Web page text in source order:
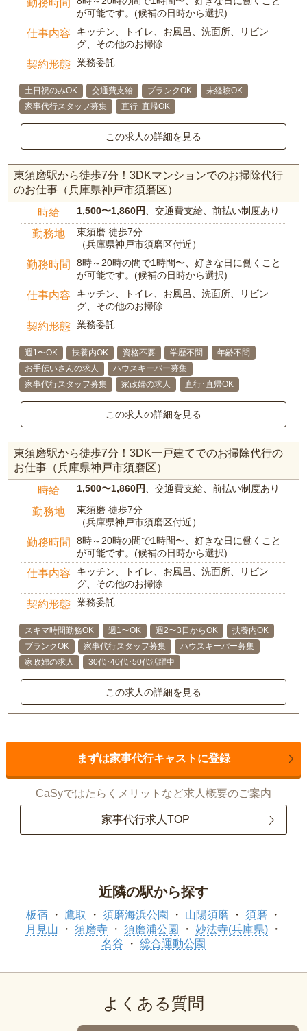
が可能です。(候補の日時から選択)
仕事内容
キッチン、トイレ、お風呂、洗面所、リビン
グ、その他のお掃除
契約形態 業務委託
土日祝のみOK 交通費支給 ブランクOK
未経験OK
家事代行スタッフ募集
直行･直帰OK
この求人の詳細を見る
東須磨駅から徒歩7分！3DKマンションでのお掃除代行
のお仕事（兵庫県神戸市須磨区）
時給 1,500〜1,860円 、交通費支給、前払い制度あり
勤務地
東須磨 徒歩7分
（兵庫県神戸市須磨区付近）
勤務時間
8時～20時の間で1時間〜、好きな日に働くこと
が可能です。(候補の日時から選択)
仕事内容
キッチン、トイレ、お風呂、洗面所、リビン
グ、その他のお掃除
契約形態 業務委託
週1〜OK 扶養内OK 資格不要 学歴不問
年齢不問
お手伝いさんの求人
ハウスキーパー募集
家事代行スタッフ募集
家政婦の求人 直行･直帰OK
この求人の詳細を見る
東須磨駅から徒歩7分！3DK一戸建てでのお掃除代行の
お仕事（兵庫県神戸市須磨区）
時給 1,500〜1,860円 、交通費支給、前払い制度あり
勤務地
東須磨 徒歩7分
（兵庫県神戸市須磨区付近）
勤務時間
8時～20時の間で1時間〜、好きな日に働くこと
が可能です。(候補の日時から選択)
仕事内容
キッチン、トイレ、お風呂、洗面所、リビン
グ、その他のお掃除
契約形態 業務委託
スキマ時間勤務OK 週1〜OK 週2〜3日からOK
扶養内OK
ブランクOK
家事代行スタッフ募集
ハウスキーパー募集
家政婦の求人
30代･40代･50代活躍中
この求人の詳細を見る
まずは家事代行キャストに登録
CaSyではたらくメリットなど求人概要のご案内
家事代行求人TOP
近隣の駅から探す
板宿 鷹取 須磨海浜公園 山陽須磨
須磨
月見山
須磨寺 須磨浦公園
妙法寺(兵庫県)
名谷
総合運動公園
よくある質問